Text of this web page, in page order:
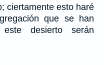
ciertamente esto haré
que se han
desierto serán